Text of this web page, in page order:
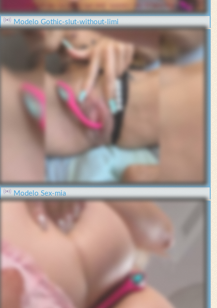
Modelo Gothic-slut-without-limi
Modelo Sex-mia